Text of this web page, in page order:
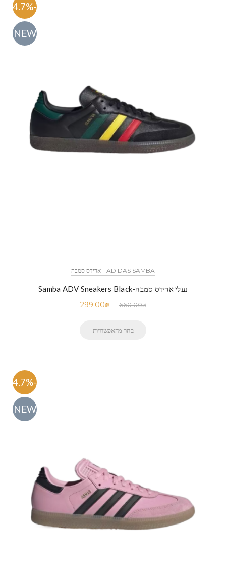
-54.7%
NEW
ADIDAS SAMBA - אדידס סמבה
נעלי אדידס סמבה-Samba ADV Sneakers Black
660.00₪
299.00₪
בחר מהאפשרויות
-54.7%
NEW